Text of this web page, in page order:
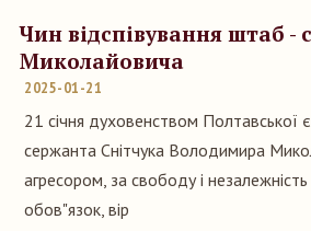
Чин відспівування штаб
Миколайовича
2025-01-21
21 січня духовенством Полтавської
сержанта Снітчука Володимира
агресором, за свободу і
обов"язок, вір